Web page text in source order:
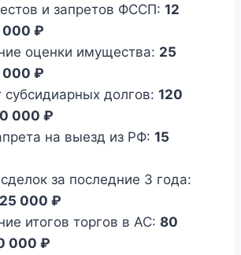
и запретов ФССП: 12
₽
оценки имущества: 25
₽
субсидиарных долгов: 120
000 ₽
на выезд из РФ: 15
за последние 3 года:
000 ₽
итогов торгов в АС: 80
000 ₽